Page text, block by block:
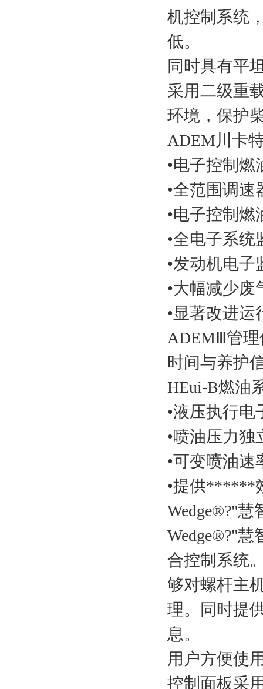
机控制系统
低。
同时具有平
采用二级重
环境，保护
ADEM川卡
•电子控制
•全范围调
•电子控制
•全电子系
•发动机电
•大幅减少
•显著改进
ADEMⅢ管
时间与养护
HEui-B燃油
•液压执行
•喷油压力
•可变喷油
•提供
Wedge®?"
Wedge®?"
合控制系统
够对螺杆主
理。同时提
息。
用户方便使
控制面板采